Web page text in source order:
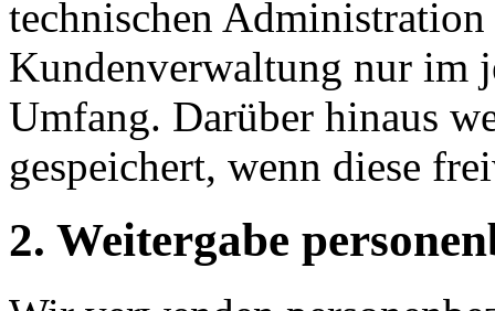
technischen
Kundenverwaltung nur im
Umfang. Darüber hinaus
gespeichert, wenn diese
2. Weitergabe